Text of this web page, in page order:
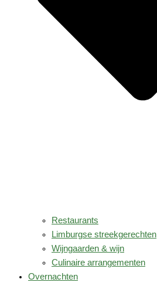
Restaurants
Limburgse streekgerechten
Wijngaarden & wijn
Culinaire arrangementen
Overnachten